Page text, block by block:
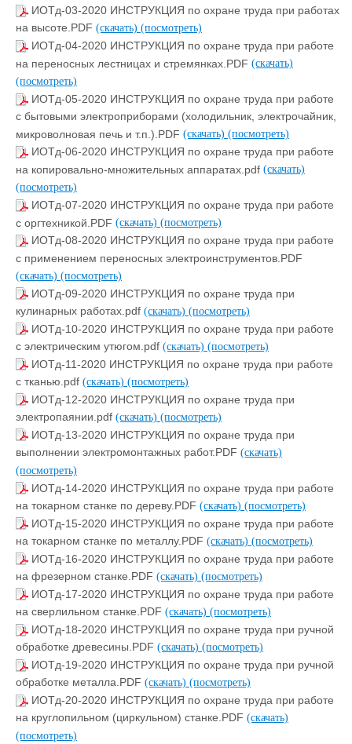
ИОТд-03-2020 ИНСТРУКЦИЯ по охране труда при работах
на высоте.PDF (скачать) (посмотреть)
ИОТд-04-2020 ИНСТРУКЦИЯ по охране труда при работе
на переносных лестницах и стремянках.PDF (скачать)
(посмотреть)
ИОТд-05-2020 ИНСТРУКЦИЯ по охране труда при работе
с бытовыми электроприборами (холодильник, электрочайник,
микроволновая печь и т.п.).PDF (скачать) (посмотреть)
ИОТд-06-2020 ИНСТРУКЦИЯ по охране труда при работе
на копировально-множительных аппаратах.pdf (скачать)
(посмотреть)
ИОТд-07-2020 ИНСТРУКЦИЯ по охране труда при работе
с оргтехникой.PDF (скачать) (посмотреть)
ИОТд-08-2020 ИНСТРУКЦИЯ по охране труда при работе
с применением переносных электроинструментов.PDF
(скачать) (посмотреть)
ИОТд-09-2020 ИНСТРУКЦИЯ по охране труда при
кулинарных работах.pdf (скачать) (посмотреть)
ИОТд-10-2020 ИНСТРУКЦИЯ по охране труда при работе
с электрическим утюгом.pdf (скачать) (посмотреть)
ИОТд-11-2020 ИНСТРУКЦИЯ по охране труда при работе
с тканью.pdf (скачать) (посмотреть)
ИОТд-12-2020 ИНСТРУКЦИЯ по охране труда при
электропаянии.pdf (скачать) (посмотреть)
ИОТд-13-2020 ИНСТРУКЦИЯ по охране труда при
выполнении электромонтажных работ.PDF (скачать)
(посмотреть)
ИОТд-14-2020 ИНСТРУКЦИЯ по охране труда при работе
на токарном станке по дереву.PDF (скачать) (посмотреть)
ИОТд-15-2020 ИНСТРУКЦИЯ по охране труда при работе
на токарном станке по металлу.PDF (скачать) (посмотреть)
ИОТд-16-2020 ИНСТРУКЦИЯ по охране труда при работе
на фрезерном станке.PDF (скачать) (посмотреть)
ИОТд-17-2020 ИНСТРУКЦИЯ по охране труда при работе
на сверлильном станке.PDF (скачать) (посмотреть)
ИОТд-18-2020 ИНСТРУКЦИЯ по охране труда при ручной
обработке древесины.PDF (скачать) (посмотреть)
ИОТд-19-2020 ИНСТРУКЦИЯ по охране труда при ручной
обработке металла.PDF (скачать) (посмотреть)
ИОТд-20-2020 ИНСТРУКЦИЯ по охране труда при работе
на круглопильном (циркульном) станке.PDF (скачать)
(посмотреть)